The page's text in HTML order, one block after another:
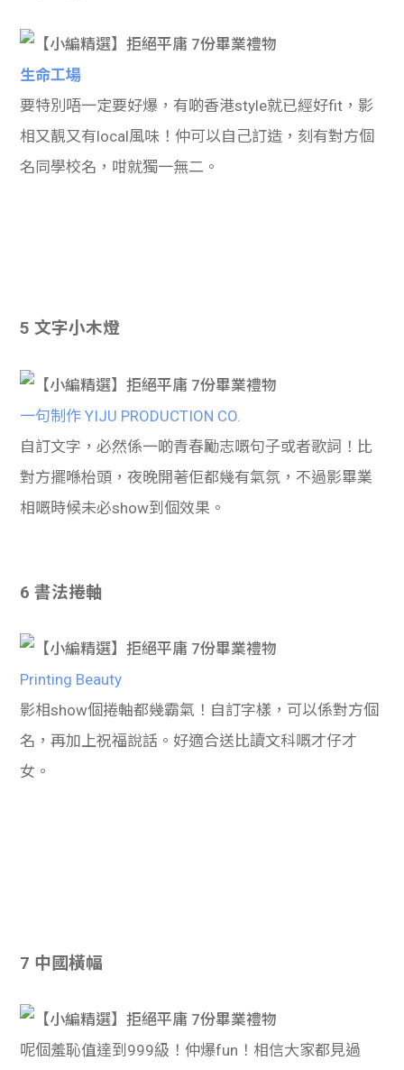
生命工場
要特別唔一定要好爆，有啲香港style就已經好fit，影
相又靚又有local風味！仲可以自己訂造，刻有對方個
名同學校名，咁就獨一無二。
5 文字小木燈
一句制作 YIJU PRODUCTION CO.
自訂文字，必然係一啲青春勵志嘅句子或者歌詞！比
對方擺喺枱頭，夜晚開著佢都幾有氣氛，不過影畢業
相嘅時候未必show到個效果。
6 書法捲軸
Printing Beauty
影相show個捲軸都幾霸氣！自訂字樣，可以係對方個
名，再加上祝福說話。好適合送比讀文科嘅才仔才
女。
7 中國橫幅
呢個羞恥值達到999級！仲爆fun！相信大家都見過